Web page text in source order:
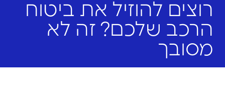
רוצים להוזיל את ביטוח
הרכב שלכם? זה לא
מסובך